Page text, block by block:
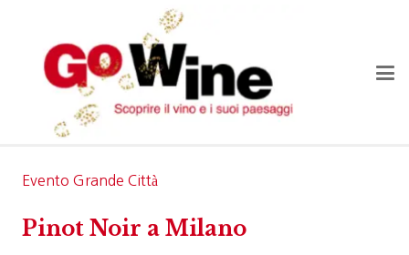
Evento Grande Città
Pinot Noir a Milano